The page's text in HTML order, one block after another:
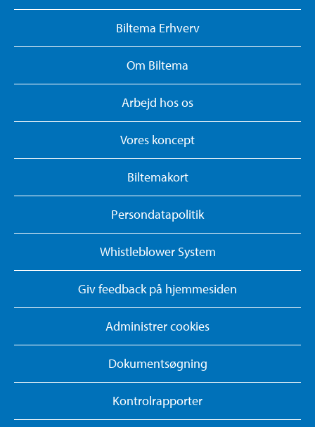
Biltema Erhverv
Om Biltema
Arbejd hos os
Vores koncept
Biltemakort
Persondatapolitik
Whistleblower System
Giv feedback på hjemmesiden
Administrer cookies
Dokumentsøgning
Kontrolrapporter